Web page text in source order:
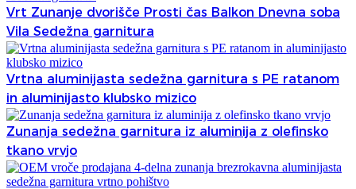
Vrt Zunanje dvorišče Prosti čas Balkon Dnevna soba
Vila Sedežna garnitura
Vrtna aluminijasta sedežna garnitura s PE ratanom
in aluminijasto klubsko mizico
Zunanja sedežna garnitura iz aluminija z olefinsko
tkano vrvjo